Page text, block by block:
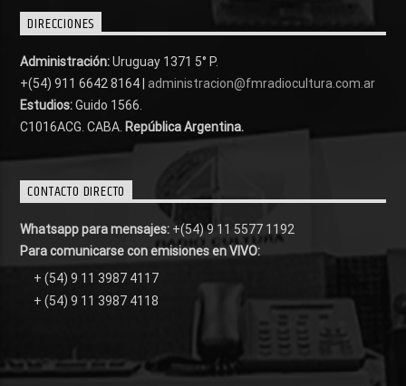
DIRECCIONES
Administración:Uruguay 1371 5° P.
+(54) 911 6642 8164 | administracion@fmradiocultura.com.ar
Estudios:Guido 1566.
C1016ACG . CABA. República Argentina.
CONTACTO DIRECTO
Whatsapp para mensajes: +(54) 9 11 5577 1192
Para comunicarse con emisiones en VIVO:
+ (54) 9 11 3987 4117
+ (54) 9 11 3987 4118